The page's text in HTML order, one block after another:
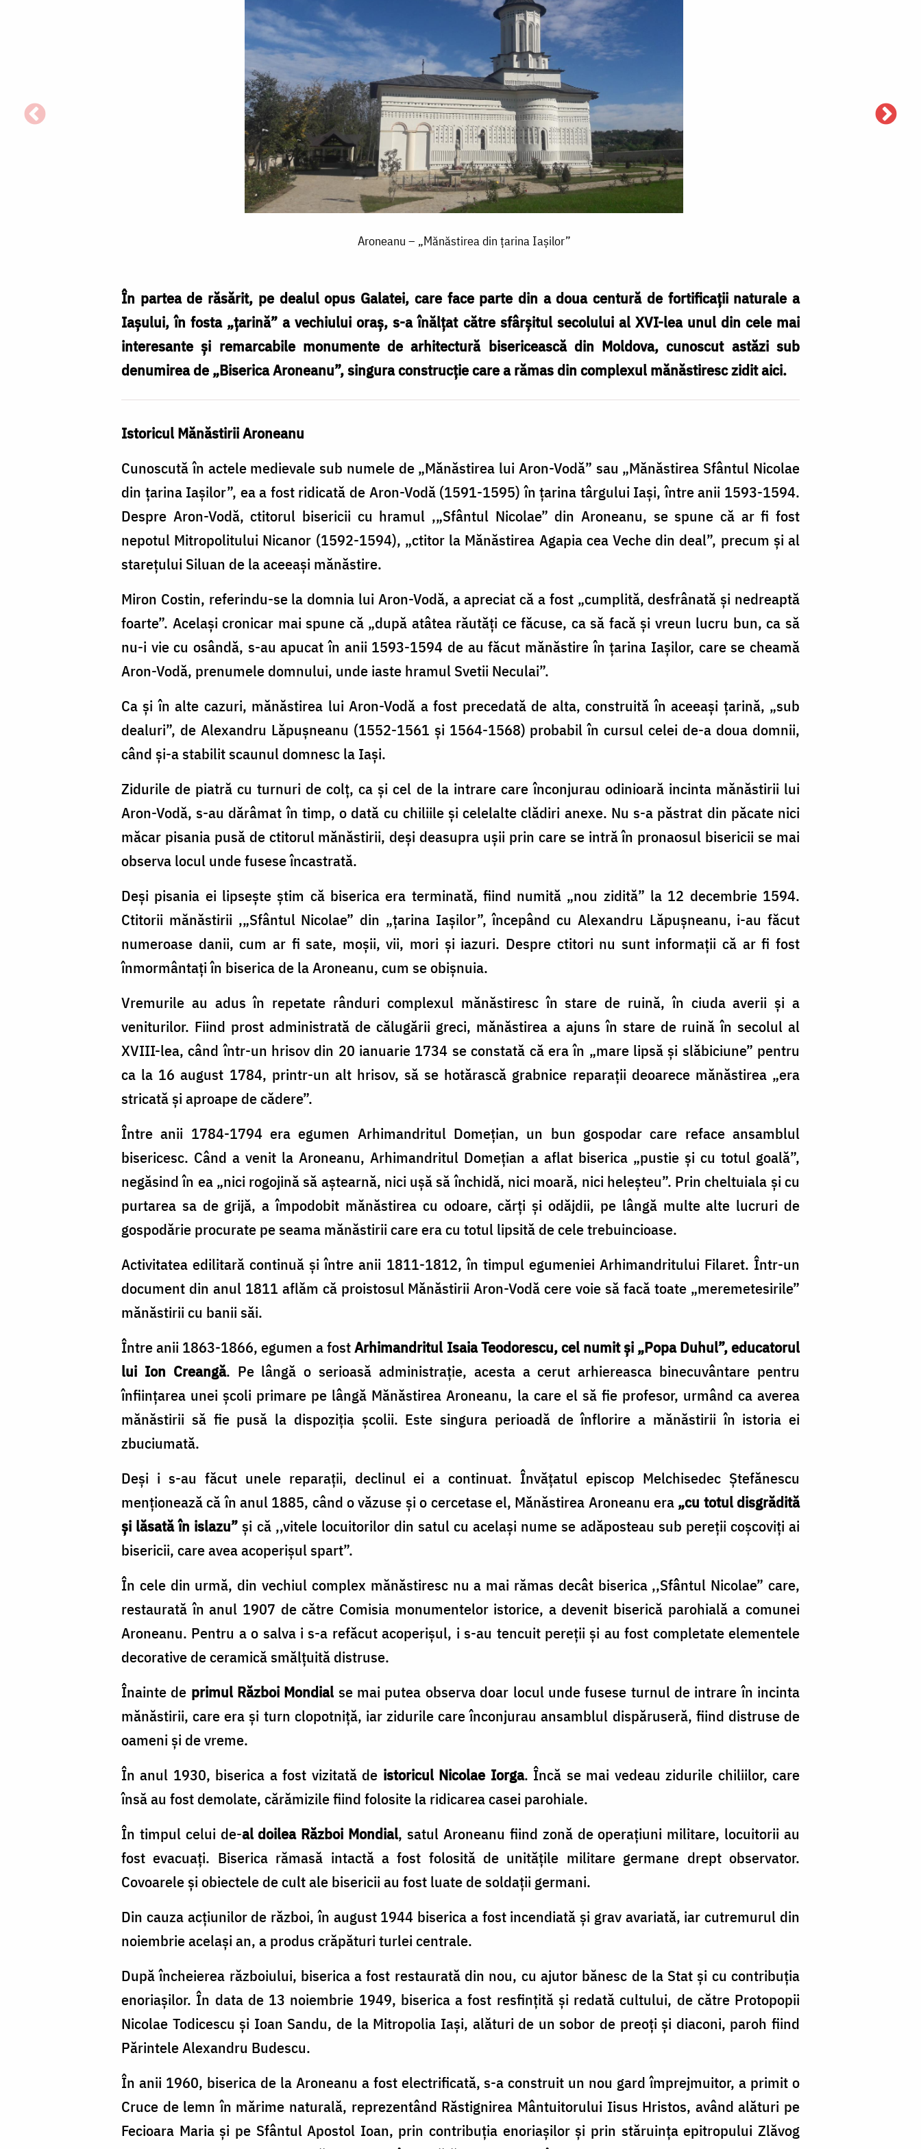
Aroneanu – „Mănăstirea din țarina Iașilor”
În partea de răsărit, pe dealul opus Galatei, care face parte din a doua centură de fortificaţii naturale a
Iaşului, în fosta „ţarină” a vechiului oraş, s-a înălţat către sfârşitul secolului al XVI-lea unul din cele mai
interesante şi remarcabile monumente de arhitectură bisericească din Moldova, cunoscut astăzi sub
denumirea de „Biserica Aroneanu”, singura construcţie care a rămas din complexul mănăstiresc zidit aici.
Istoricul Mănăstirii Aroneanu
Cunoscută în actele medievale sub numele de „Mănăstirea lui Aron-Vodă” sau „Mănăstirea Sfântul Nicolae
din țarina Iaşilor”, ea a fost ridicată de Aron-Vodă (1591-1595) în ţarina târgului Iaşi, între anii 1593-1594.
Despre Aron-Vodă, ctitorul bisericii cu hramul ,„Sfântul Nicolae” din Aroneanu, se spune că ar fi fost
nepotul Mitropolitului Nicanor (1592-1594), „ctitor la Mănăstirea Agapia cea Veche din deal”, precum şi al
stareţului Siluan de la aceeaşi mănăstire.
Miron Costin, referindu-se la domnia lui Aron-Vodă, a apreciat că a fost „cumplită, desfrânată şi nedreaptă
foarte”. Acelaşi cronicar mai spune că „după atâtea răutăţi ce făcuse, ca să facă şi vreun lucru bun, ca să
nu-i vie cu osândă, s-au apucat în anii 1593-1594 de au făcut mănăstire în ţarina Iaşilor, care se cheamă
Aron-Vodă, prenumele domnului, unde iaste hramul Svetii Neculai”.
Ca şi în alte cazuri, mănăstirea lui Aron-Vodă a fost prece­dată de alta, construită în aceeaşi ţarină, „sub
dealuri”, de Alexandru Lăpuşneanu (1552-1561 şi 1564-1568) probabil în cursul celei de-a doua domnii,
când şi-a stabilit scaunul domnesc la Iaşi.
Zidurile de piatră cu turnuri de colţ, ca şi cel de la intrare care înconjurau odinioară incinta mănăstirii lui
Aron-Vodă, s-au dărâmat în timp, o dată cu chiliile şi celelalte clădiri anexe. Nu s-a păstrat din păcate nici
măcar pisania pusă de ctitorul mănăstirii, deşi deasupra uşii prin care se intră în pronaosul bisericii se mai
observa locul unde fusese încastrată.
Deşi pisania ei lipseşte ştim că biserica era terminată, fiind numită „nou zidită” la 12 decembrie 1594.
Ctitorii mănăstirii ,„Sfântul Nicolae” din „ţarina Iaşilor”, începând cu Alexandru Lăpuşneanu, i-au făcut
numeroase danii, cum ar fi sate, moşii, vii, mori și iazuri. Despre ctitori nu sunt informaţii că ar fi fost
înmormântați în biserica de la Aroneanu, cum se obişnuia.
Vremurile au adus în repetate rânduri complexul mănăstiresc în stare de ruină, în ciuda averii şi a
veniturilor. Fiind prost administrată de călugării greci, mănăsti­rea a ajuns în stare de ruină în secolul al
XVIII-lea, când într-un hrisov din 20 ianuarie 1734 se constată că era în „mare lipsă şi slăbiciune” pentru
ca la 16 august 1784, printr-un alt hrisov, să se hotărască grabnice reparaţii deoarece mănăstirea „era
stricată şi aproape de cădere”.
Între anii 1784-1794 era egumen Arhimandritul Domeţian, un bun gospodar care reface ansamblul
bisericesc. Când a venit la Aroneanu, Arhimandritul Domeţian a aflat biserica „pustie şi cu totul goală”,
negăsind în ea „nici rogojină să aştearnă, nici uşă să închidă, nici moară, nici heleşteu”. Prin cheltuiala şi cu
purtarea sa de grijă, a împodobit mănăstirea cu odoare, cărţi şi odăjdii, pe lângă multe alte lucruri de
gospodărie procurate pe seama mănăstirii care era cu totul lipsită de cele trebuincioase.
Activitatea edilitară continuă și între anii 1811-1812, în timpul egumeniei Arhimandritului Filaret. Într-un
document din anul 1811 aflăm că proistosul Mănăstirii Aron-Vodă cere voie să facă toate „meremetesirile”
mănăstirii cu banii săi.
Între anii 1863-1866, egumen a fostArhimandritul Isaia Teodorescu, cel numit și „Popa Duhul”, educatorul
lui Ion Creangă. Pe lângă o serioasă administraţie, acesta a cerut arhiereasca binecuvântare pentru
înfiinţarea unei şcoli primare pe lângă Mănăstirea Aroneanu, la care el să fie profesor, urmând ca averea
mănăstirii să fie pusă la dispoziţia şcolii. Este singura perioadă de înflorire a mănăstirii în istoria ei
zbuciumată.
Deşi i s-au făcut unele reparaţii, declinul ei a continuat. Învăţatul episcop Melchisedec Ştefănescu
menționează că în anul 1885, când o văzuse şi o cercetase el, Mănăstirea Aro­neanu era „cu totul disgrădită
şi lăsată în islazu” şi că ,,vitele locuitorilor din satul cu acelaşi nume se adăposteau sub pereţii coşcoviţi ai
bisericii, care avea acoperişul spart”.
În cele din urmă, din vechiul complex mănăstiresc nu a mai rămas decât biserica ,,Sfântul Nicolae” care,
restaurată în anul 1907 de către Comisia monumentelor istorice, a devenit biserică parohială a comunei
Aroneanu. Pentru a o salva i s-a refăcut acoperişul, i s-au tencuit pereţii și au fost completate elementele
decorative de ceramică smălţuită distruse.
Înainte de primul Război Mondial se mai putea observa doar locul unde fusese turnul de intrare în incinta
mănăstirii, care era și turn clopotniţă, iar zidurile care înconjurau ansamblul dispăruseră, fiind distruse de
oameni și de vreme.
În anul 1930, biserica a fost vizitată de istoricul Nicolae Iorga. Încă se mai vedeau zidurile chiliilor, care
însă au fost demolate, cărămizile fiind folosite la ridicarea casei parohiale.
În timpul celui de-al doilea Război Mondial, satul Aroneanu fiind zonă de operaţiuni militare, locuitorii au
fost evacuaţi. Biserica rămasă intactă a fost folosită de unităţile militare germane drept observator.
Covoarele şi obiectele de cult ale bisericii au fost luate de soldaţii germani.
Din cauza acţiunilor de război, în august 1944 biserica a fost incendiată şi grav avariată, iar cutremurul din
noiembrie același an, a produs crăpături turlei centrale.
După încheierea războiului, biserica a fost restaurată din nou, cu ajutor bănesc de la Stat şi cu contribuţia
enoriaşilor. În data de 13 noiembrie 1949, biserica a fost resfinţită şi redată cultului, de către Protopopii
Nicolae Todicescu şi Ioan Sandu, de la Mitropolia Iaşi, alături de un sobor de preoţi şi diaconi, paroh fiind
Părintele Alexandru Budescu.
În anii 1960, biserica de la Aroneanu a fost electrificată, s-a construit un nou gard împrejmuitor, a primit o
Cruce de lemn în mărime naturală, reprezentând Răstignirea Mântuitorului Iisus Hristos, având alături pe
Fecioara Maria şi pe Sfântul Apostol Ioan, prin contribuţia enoriaşilor şi prin stăruinţa epitropului Zlăvog